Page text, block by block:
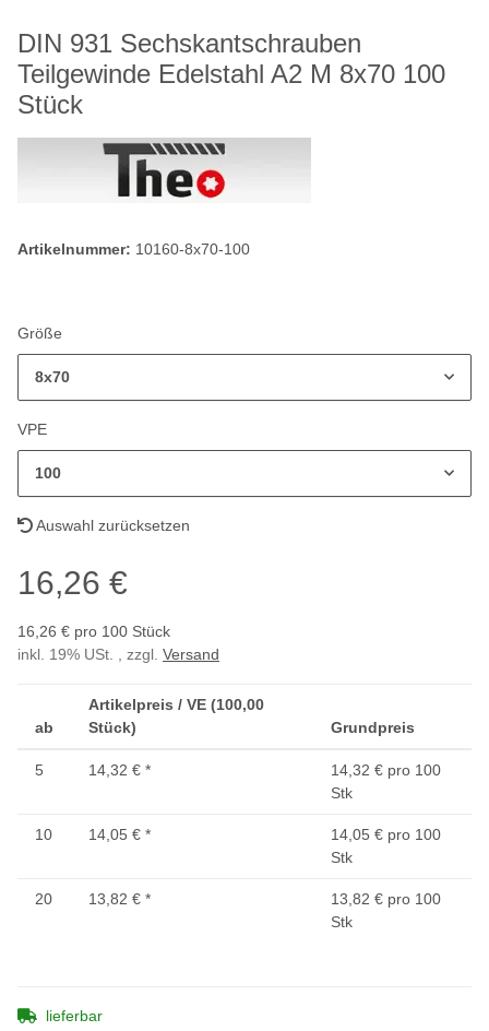
DIN 931 Sechskantschrauben
Teilgewinde Edelstahl A2 M 8x70 100
Stück
Artikelnummer: 10160-8x70-100
Größe
8x70
VPE
100
Auswahl zurücksetzen
16,26 €
16,26 € pro 100 Stück
inkl. 19% USt. , zzgl. Versand
ab
Artikelpreis / VE (100,00
Stück)
Grundpreis
5 14,32 € *
14,32 € pro 100
Stk
10 14,05 € *
14,05 € pro 100
Stk
20 13,82 € *
13,82 € pro 100
Stk
lieferbar